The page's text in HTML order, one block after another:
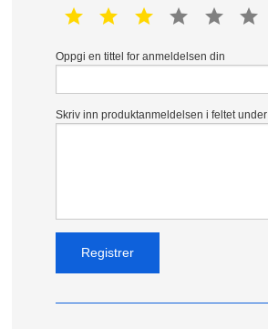
1 star 2 star 3 star 4 star 5 star
Oppgi en tittel for anmeldelsen din
Skriv inn produktanmeldelsen i feltet under